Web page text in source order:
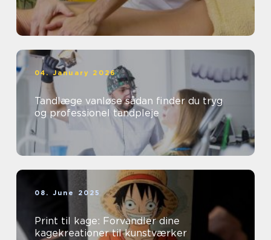
04. January 2026
Tandlæge vanløse sådan finder du tryg
og professionel tandpleje
08. June 2025
Print til kage: Forvandler dine
kagekreationer til kunstværker